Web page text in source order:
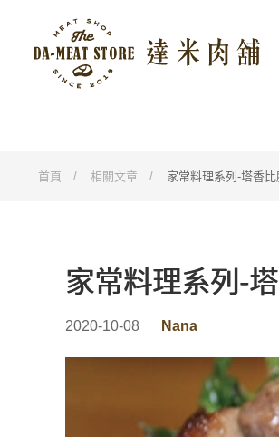
首頁 相關文章 家常料理系列-塔香比
家常料理系列-
2020-10-08 Nana